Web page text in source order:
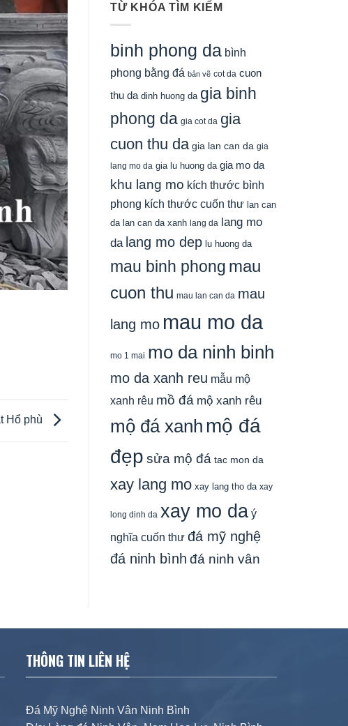
Hổ phù
TỪ KHÓA TÌM KIẾM
binh phong da bình
phong bằng đá bản vẽ cot da cuon
thu da dinh huong da gia binh
phong da gia cot da gia
cuon thu da gia lan can da gia
lang mo da gia lu huong da gia mo da
khu lang mo kích thước bình
phong kích thước cuốn thư lan can
da lan can da xanh lang da lang mo
da lang mo dep lu huong da
mau binh phong mau
cuon thu mau lan can da mau
lang mo mau mo da
mo 1 mai mo da ninh binh
mo da xanh reu mẫu mộ
xanh rêu mồ đá mộ xanh rêu
mộ đá xanh mộ đá
đẹp sửa mộ đá tac mon da
xay lang mo xay lang tho da xay
long dinh da xay mo da ý
nghĩa cuốn thư đá mỹ nghệ
đá ninh bình đá ninh vân
THÔNG TIN LIÊN HỆ
Đá Mỹ Nghệ Ninh Vân Ninh Bình